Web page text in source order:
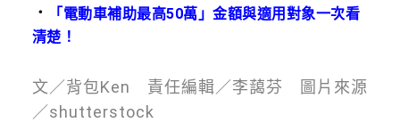
．
「電動車補助最高50萬」金額與適用對象一次看
清楚！
文／背包Ken 責任編輯／李藹芬 圖片來源
／shutterstock